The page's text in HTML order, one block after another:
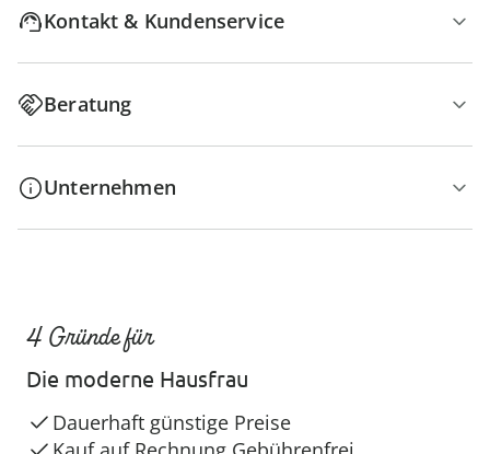
Kontakt & Kundenservice
Beratung
Unternehmen
4 Gründe für
Die moderne Hausfrau
Dauerhaft günstige Preise